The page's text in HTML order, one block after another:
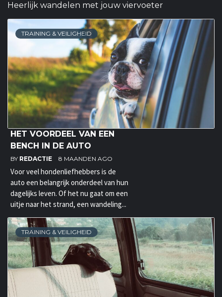
Heerlijk wandelen met jouw viervoeter
TRAINING & VEILIGHEID
HET VOORDEEL VAN EEN
BENCH IN DE AUTO
BY REDACTIE 8 MAANDEN AGO
Voor veel hondenliefhebbers is de
auto een belangrijk onderdeel van hun
dagelijks leven. Of het nu gaat om een
uitje naar het strand, een wandeling...
TRAINING & VEILIGHEID